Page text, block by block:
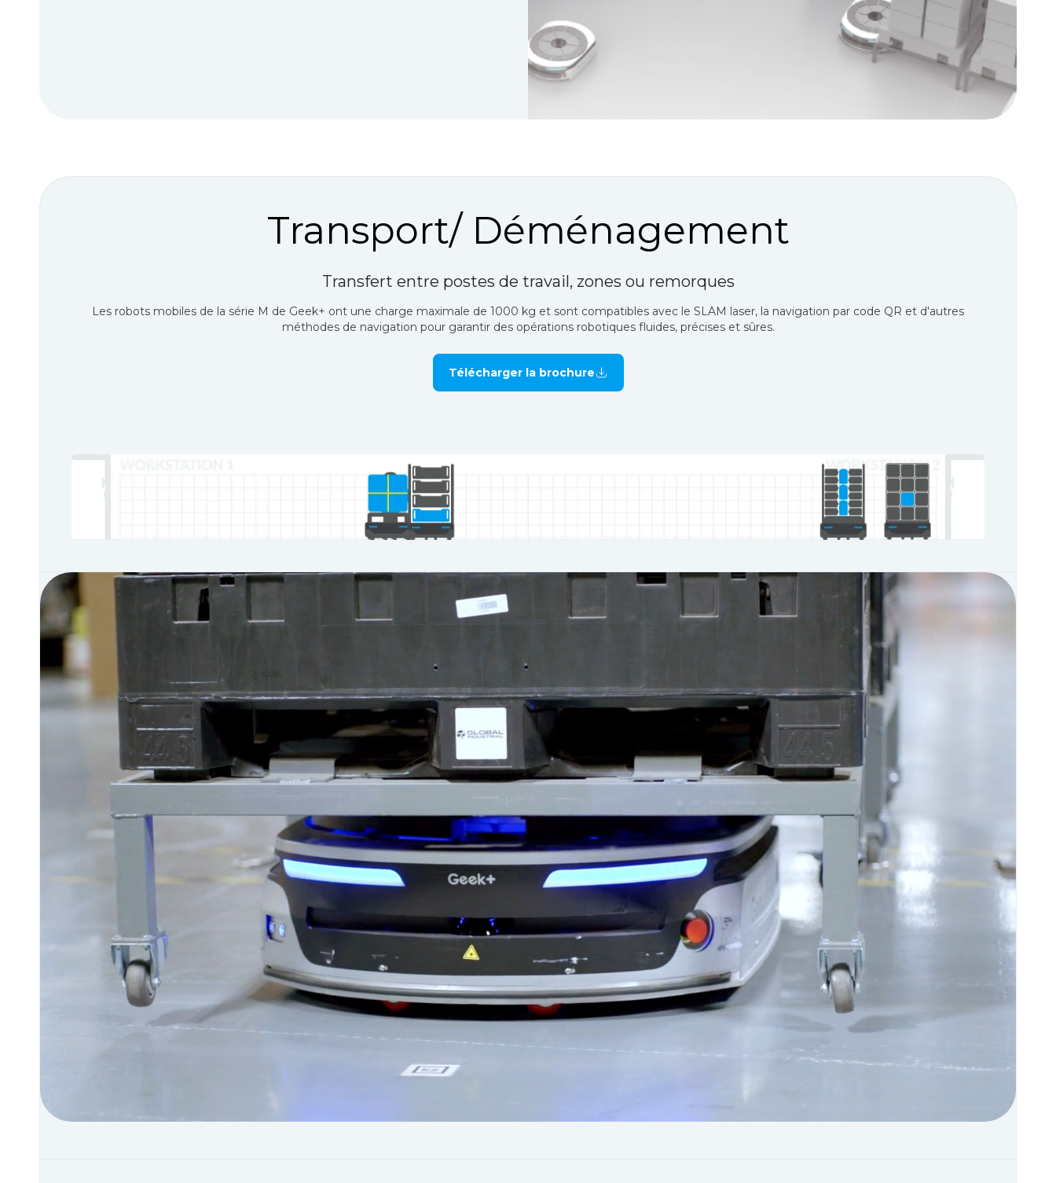
Transport/ Déménagement
Transfert entre postes de travail, zones ou remorques
Les robots mobiles de la série M de Geek+ ont une charge maximale de 1000 kg et sont compatibles avec le SLAM laser, la navigation par code QR et d'autres
méthodes de navigation pour garantir des opérations robotiques fluides, précises et sûres.
Télécharger la brochure